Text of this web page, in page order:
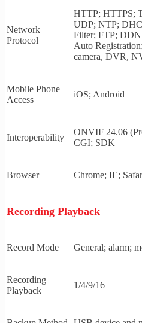
Network
Protocol
HTTP; HTTPS;
UDP; NTP;
Filter; FTP;
Auto
camera, DVR,
Mobile Phone
Access
iOS; Android
Interoperability
ONVIF 24.06
CGI; SDK
Browser Chrome; IE;
Recording Playback
Record Mode General; alarm;
Recording
Playback
1/4/9/16